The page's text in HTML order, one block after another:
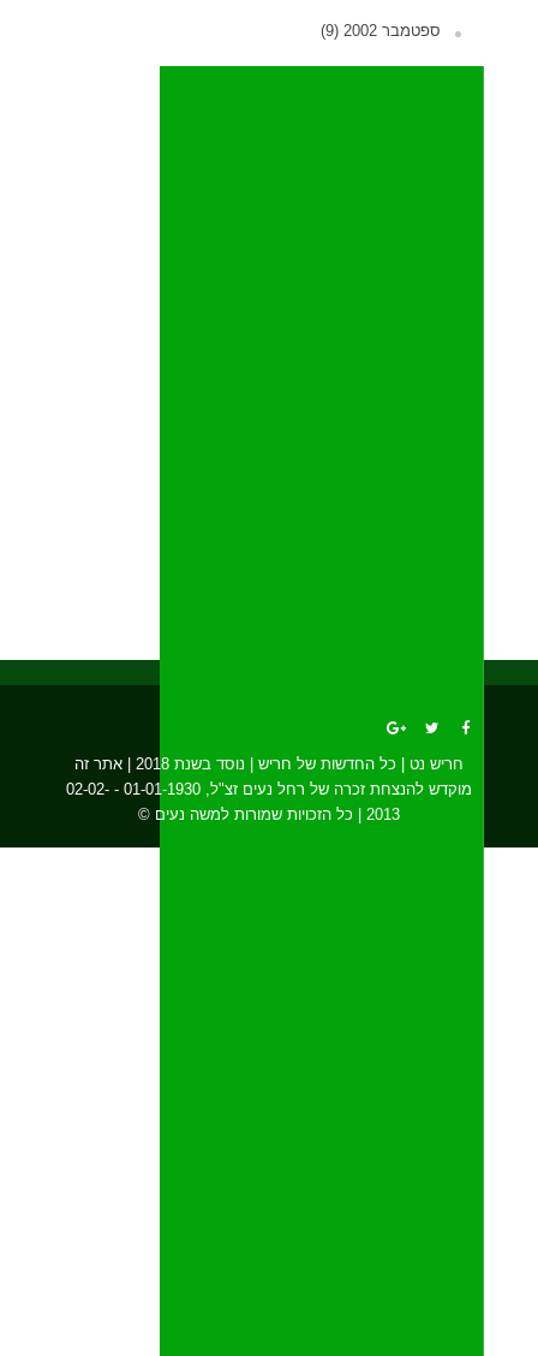
חריש נט | כל החדשות של חריש | נוסד בשנת 2018 | אתר זה
מוקדש להנצחת זכרה של רחל נעים זצ"ל, 01-01-1930 - 02-02-